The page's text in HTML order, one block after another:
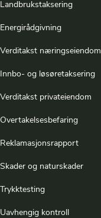
Landbrukstaksering
Energirådgivning
Verditakst næringseiendom
Innbo- og løsøretaksering
Verditakst privateiendom
Overtakelsesbefaring
Reklamasjonsrapport
Skader og naturskader
Trykktesting
Uavhengig kontroll